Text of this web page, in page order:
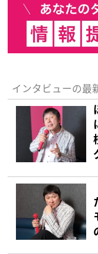
インタビューの最